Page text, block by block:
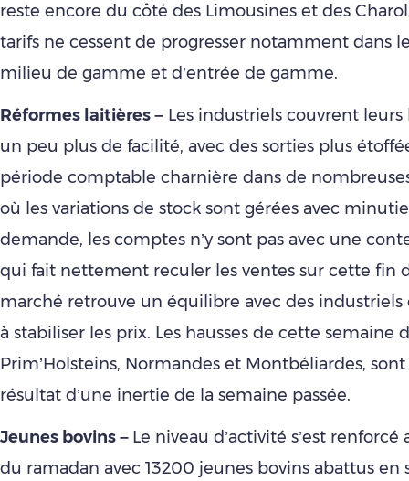
reste encore du côté des Limousines et des
tarifs ne cessent de progresser notamment dans
milieu de gamme et d’entrée de gamme.
Réformes laitières – Les industriels couvrent leurs
un peu plus de facilité, avec des sorties plus
période comptable charnière dans de
où les variations de stock sont gérées avec
demande, les comptes n’y sont pas avec une
qui fait nettement reculer les ventes sur cette fin
marché retrouve un équilibre avec des
à stabiliser les prix. Les hausses de cette semaine
Prim’Holsteins, Normandes et Montbéliardes,
résultat d’une inertie de la semaine passée.
Jeunes bovins – Le niveau d’activité s’est
du ramadan avec 13200 jeunes bovins abattus en